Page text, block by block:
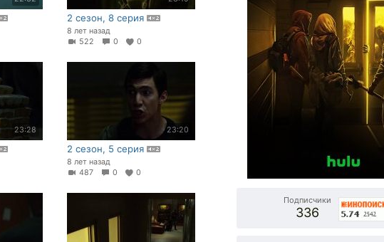
2 сезон, 8 серия
8 лет назад
522
0 0
23:28 23:20
2 сезон, 5 серия
8 лет назад
487
0 0
Подписчики
336